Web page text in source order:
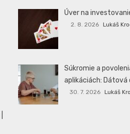
Úver na
2. 8. 2026 Lukáš
Súkromie a
aplikáciách: Dátová
30. 7. 2026 Lukáš